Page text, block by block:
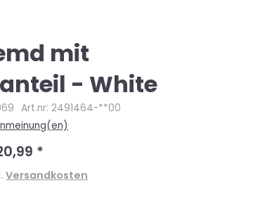
mit
- White
Art.nr: 2491464-**00
*
Versandkosten